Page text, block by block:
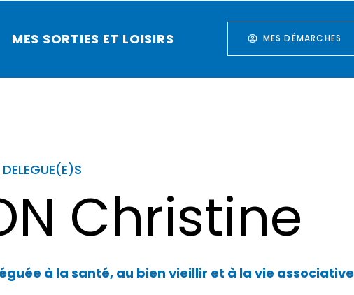
MES SORTIES ET LOISIRS MES DÉMARCHES
Christine
à la santé, au bien vieillir et à la vie associative